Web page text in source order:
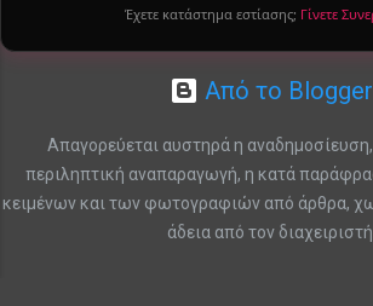
Έχετε κατάστημα εστίασης; Γίνετε
Από το Blogger
Απαγορεύεται αυστηρά η αναδημοσίευση,
περιληπτική αναπαραγωγή, η κατά
κειμένων και των φωτογραφιών από άρθρα,
άδεια από τον διαχειριστή.